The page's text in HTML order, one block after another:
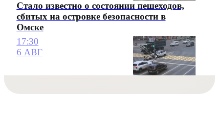
Стало известно о состоянии пешеходов,
сбитых на островке безопасности в
Омске
17:30
6 АВГ